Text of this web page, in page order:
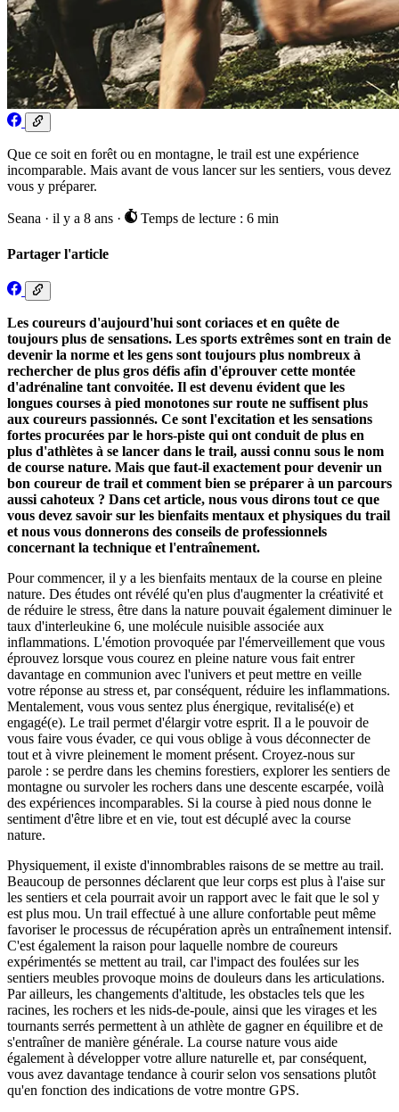
Que ce soit en forêt ou en montagne, le trail est une expérience
incomparable. Mais avant de vous lancer sur les sentiers, vous devez
vous y préparer.
Seana · il y a 8 ans · Temps de lecture : 6 min
Partager l'article
Les coureurs d'aujourd'hui sont coriaces et en quête de
toujours plus de sensations. Les sports extrêmes sont en train de
devenir la norme et les gens sont toujours plus nombreux à
rechercher de plus gros défis afin d'éprouver cette montée
d'adrénaline tant convoitée. Il est devenu évident que les
longues courses à pied monotones sur route ne suffisent plus
aux coureurs passionnés. Ce sont l'excitation et les sensations
fortes procurées par le hors-piste qui ont conduit de plus en
plus d'athlètes à se lancer dans le trail, aussi connu sous le nom
de course nature. Mais que faut-il exactement pour devenir un
bon coureur de trail et comment bien se préparer à un parcours
aussi cahoteux ? Dans cet article, nous vous dirons tout ce que
vous devez savoir sur les bienfaits mentaux et physiques du trail
et nous vous donnerons des conseils de professionnels
concernant la technique et l'entraînement.
Pour commencer, il y a les bienfaits mentaux de la course en pleine
nature. Des études ont révélé qu'en plus d'augmenter la créativité et
de réduire le stress, être dans la nature pouvait également diminuer le
taux d'interleukine 6, une molécule nuisible associée aux
inflammations. L'émotion provoquée par l'émerveillement que vous
éprouvez lorsque vous courez en pleine nature vous fait entrer
davantage en communion avec l'univers et peut mettre en veille
votre réponse au stress et, par conséquent, réduire les inflammations.
Mentalement, vous vous sentez plus énergique, revitalisé(e) et
engagé(e). Le trail permet d'élargir votre esprit. Il a le pouvoir de
vous faire vous évader, ce qui vous oblige à vous déconnecter de
tout et à vivre pleinement le moment présent. Croyez-nous sur
parole : se perdre dans les chemins forestiers, explorer les sentiers de
montagne ou survoler les rochers dans une descente escarpée, voilà
des expériences incomparables. Si la course à pied nous donne le
sentiment d'être libre et en vie, tout est décuplé avec la course
nature.
Physiquement, il existe d'innombrables raisons de se mettre au trail.
Beaucoup de personnes déclarent que leur corps est plus à l'aise sur
les sentiers et cela pourrait avoir un rapport avec le fait que le sol y
est plus mou. Un trail effectué à une allure confortable peut même
favoriser le processus de récupération après un entraînement intensif.
C'est également la raison pour laquelle nombre de coureurs
expérimentés se mettent au trail, car l'impact des foulées sur les
sentiers meubles provoque moins de douleurs dans les articulations.
Par ailleurs, les changements d'altitude, les obstacles tels que les
racines, les rochers et les nids-de-poule, ainsi que les virages et les
tournants serrés permettent à un athlète de gagner en équilibre et de
s'entraîner de manière générale. La course nature vous aide
également à développer votre allure naturelle et, par conséquent,
vous avez davantage tendance à courir selon vos sensations plutôt
qu'en fonction des indications de votre montre GPS.